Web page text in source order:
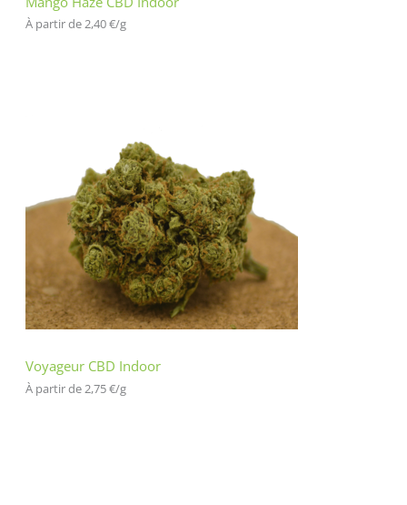
À partir de 2,40€/g
Voyageur CBD Indoor
À partir de 2,75€/g